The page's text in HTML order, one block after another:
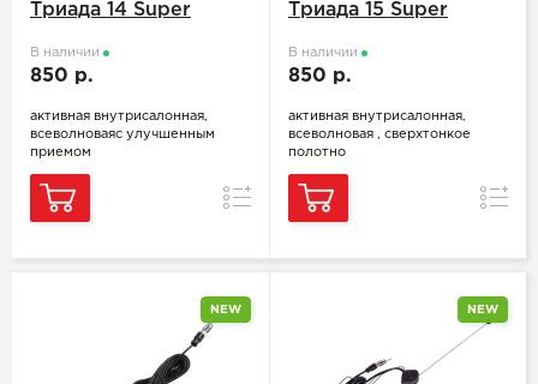
Триада 14 Super
В наличии
850 р.
активная внутрисалонная,
всеволноваяс улучшенным
приемом
Сравнение
Триада 15 Super
В наличии
850 р.
активная внутрисалонная,
всеволновая , сверхтонкое
полотно
NEW NEW